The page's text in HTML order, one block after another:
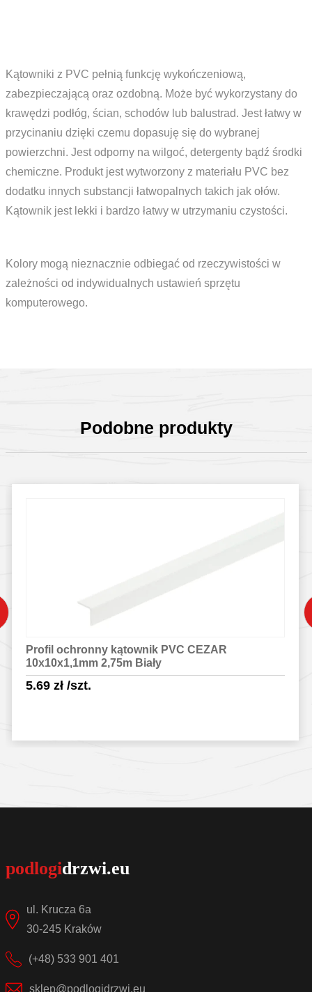
Kątowniki z PVC pełnią funkcję wykończeniową,
zabezpieczającą oraz ozdobną. Może być wykorzystany do
krawędzi podłóg, ścian, schodów lub balustrad. Jest łatwy w
przycinaniu dzięki czemu dopasuję się do wybranej
powierzchni. Jest odporny na wilgoć, detergenty bądź środki
chemiczne. Produkt jest wytworzony z materiału PVC bez
dodatku innych substancji łatwopalnych takich jak ołów.
Kątownik jest lekki i bardzo łatwy w utrzymaniu czystości.
Kolory mogą nieznacznie odbiegać od rzeczywistości w
zależności od indywidualnych ustawień sprzętu
komputerowego.
Podobne produkty
Profil ochronny kątownik PVC CEZAR
10x10x1,1mm 2,75m Biały
5.69 zł/szt.
ul. Krucza 6a
30-245 Kraków
(+48) 533 901 401
sklep@podlogidrzwi.eu